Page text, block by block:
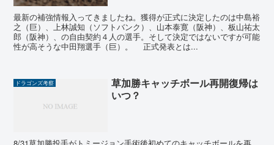
最新の補強情報入ってきましたね。獲得が正式に決定したのは中島裕
之（巨）、上林誠知（ソフトバンク）、山本泰寛（阪神）、板山祐太
郎（阪神）、の自由契約４人の選手。そして決定ではないですが可能
性が高そうな中田翔選手（巨）。 正式発表とは...
ドラゴンズ考察
草加勝キャッチボール再開復帰は
いつ？